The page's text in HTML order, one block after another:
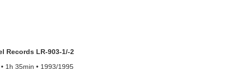
Records LR-903-1/-2
1h 35min • 1993/1995